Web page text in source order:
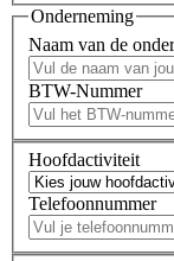
Onderneming
Naam van de
BTW-Nummer
Hoofdactiviteit
Telefoonnummer